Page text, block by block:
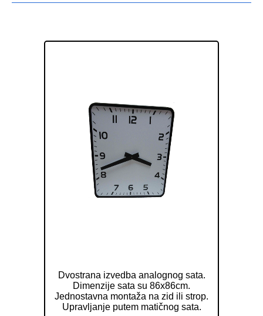
Dvostrana izvedba analognog sata.
Dimenzije sata su 86x86cm.
Jednostavna montaža na zid ili strop.
Upravljanje putem matičnog sata.